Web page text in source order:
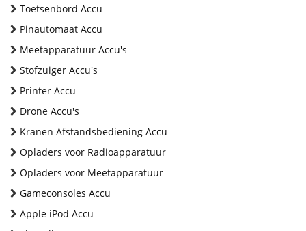
Toetsenbord Accu
Pinautomaat Accu
Meetapparatuur Accu's
Stofzuiger Accu's
Printer Accu
Drone Accu's
Kranen Afstandsbediening Accu
Opladers voor Radioapparatuur
Opladers voor Meetapparatuur
Gameconsoles Accu
Apple iPod Accu